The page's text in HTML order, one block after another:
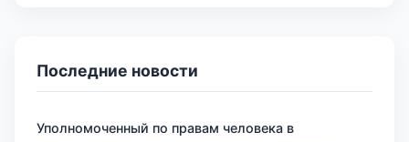
Последние новости
Уполномоченный по правам человека в